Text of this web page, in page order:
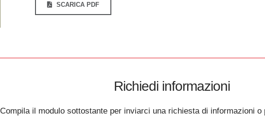
SCARICA PDF
Richiedi informazioni
Compila il modulo sottostante per inviarci una richiesta di informazioni o